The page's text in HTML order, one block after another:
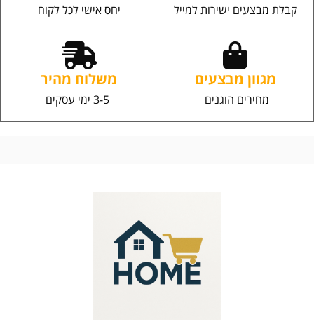
קבלת מבצעים ישירות למייל יחס אישי לכל לקוח
מגוון מבצעים
מחירים הוגנים
משלוח מהיר